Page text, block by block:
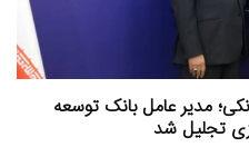
مدیر عامل بانک توسعه
تجلیل شد